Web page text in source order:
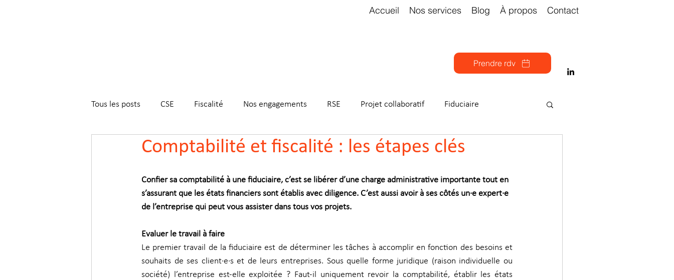
Accueil Nos services Blog À propos Contact
Prendre rdv
Tous les posts CSE Fiscalité Nos engagements RSE Projet collaboratif Fiduciaire
Comptabilité et fiscalité : les étapes clés
Confier sa comptabilité à une fiduciaire, c’est se libérer d’une charge administrative importante tout en
s’assurant que les états financiers sont établis avec diligence. C’est aussi avoir à ses côtés un·e expert·e
de l’entreprise qui peut vous assister dans tous vos projets.
Evaluer le travail à faire
Le premier travail de la fiduciaire est de déterminer les tâches à accomplir en fonction des besoins et
souhaits de ses client·e·s et de leurs entreprises. Sous quelle forme juridique (raison individuelle ou
société) l’entreprise est-elle exploitée ? Faut-il uniquement revoir la comptabilité, établir les états